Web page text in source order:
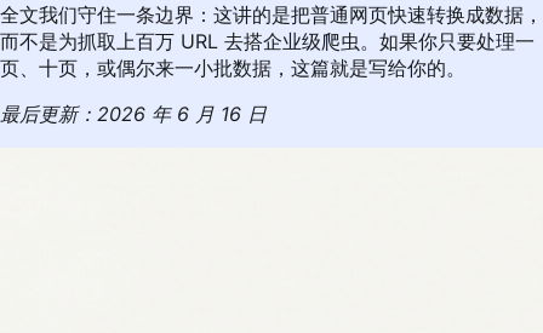
全文我们守住一条边界：这讲的是把普通网页快速转换成数据，
而不是为抓取上百万 URL 去搭企业级爬虫。如果你只要处理一
页、十页，或偶尔来一小批数据，这篇就是写给你的。
最后更新：2026 年 6 月 16 日